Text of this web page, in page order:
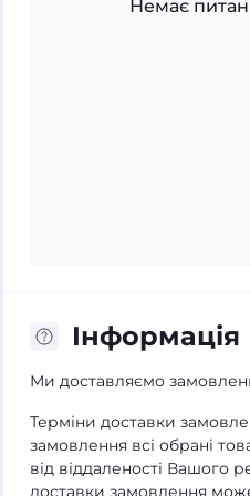
Немає
Iнформація
Ми доставляємо
Терміни доставки
замовлення всі обрані
від віддаленості Вашого
доставки замовлення